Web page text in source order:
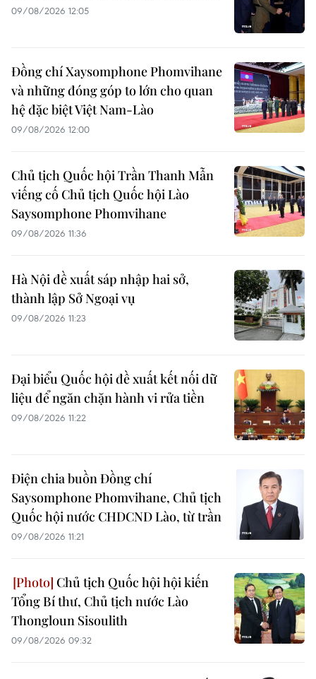
09/08/2026 12:05
Đồng chí Xaysomphone Phomvihane
và những đóng góp to lớn cho quan
hệ đặc biệt Việt Nam-Lào
09/08/2026 12:00
Chủ tịch Quốc hội Trần Thanh Mẫn
viếng cố Chủ tịch Quốc hội Lào
Saysomphone Phomvihane
09/08/2026 11:36
Hà Nội đề xuất sáp nhập hai sở,
thành lập Sở Ngoại vụ
09/08/2026 11:23
Đại biểu Quốc hội đề xuất kết nối dữ
liệu để ngăn chặn hành vi rửa tiền
09/08/2026 11:22
Điện chia buồn Đồng chí
Saysomphone Phomvihane, Chủ tịch
Quốc hội nước CHDCND Lào, từ trần
09/08/2026 11:21
Chủ tịch Quốc hội hội kiến
Tổng Bí thư, Chủ tịch nước Lào
Thongloun Sisoulith
09/08/2026 09:32